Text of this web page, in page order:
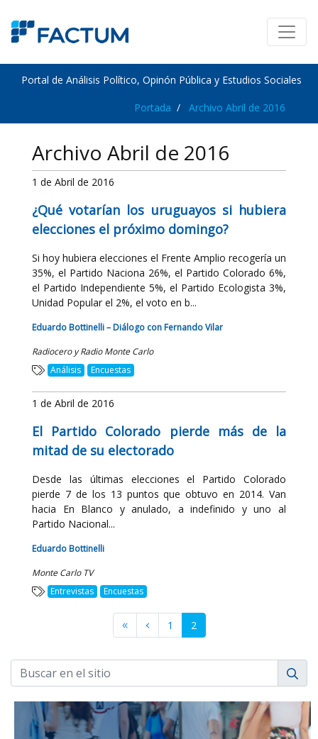
Portal de Análisis Político, Opinón Pública y Estudios Sociales
Portada Archivo Abril de 2016
Archivo Abril de 2016
1 de Abril de 2016
¿Qué votarían los uruguayos si hubiera
elecciones el próximo domingo?
Si hoy hubiera elecciones el Frente Amplio recogería un
35%, el Partido Naciona 26%, el Partido Colorado 6%,
el Partido Independiente 5%, el Partido Ecologista 3%,
Unidad Popular el 2%, el voto en b...
Eduardo Bottinelli – Diálogo con Fernando Vilar
Radiocero y Radio Monte Carlo
Análisis
Encuestas
1 de Abril de 2016
El Partido Colorado pierde más de la
mitad de su electorado
Desde las últimas elecciones el Partido Colorado
pierde 7 de los 13 puntos que obtuvo en 2014. Van
hacia En Blanco y anulado, a indefinido y uno al
Partido Nacional...
Eduardo Bottinelli
Monte Carlo TV
Entrevistas
Encuestas
1 2